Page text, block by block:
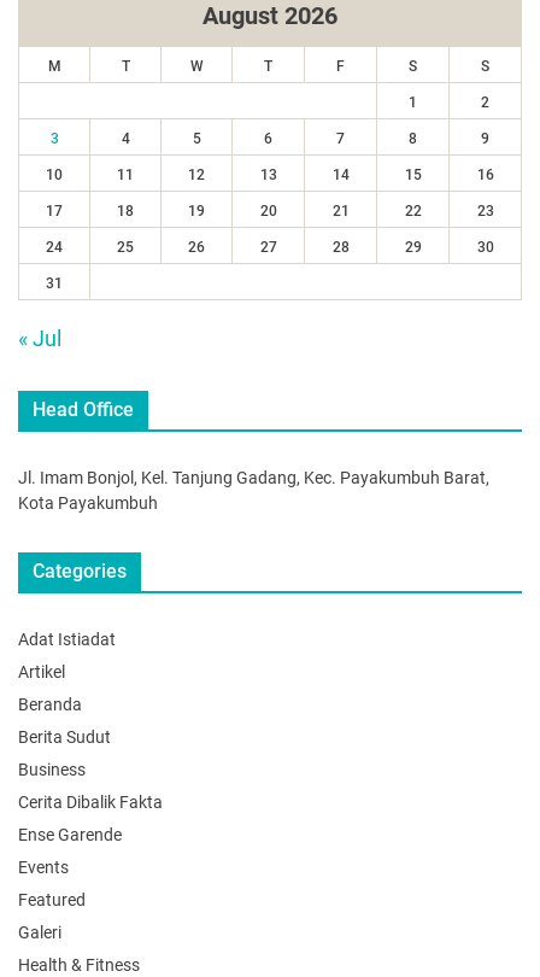
August 2026
M T W T F S S
1 2
3 4 5 6 7 8 9
10 11 12 13 14 15 16
17 18 19 20 21 22 23
24 25 26 27 28 29 30
31
« Jul
Head Office
Jl. Imam Bonjol, Kel. Tanjung Gadang, Kec. Payakumbuh Barat,
Kota Payakumbuh
Categories
Adat Istiadat
Artikel
Beranda
Berita Sudut
Business
Cerita Dibalik Fakta
Ense Garende
Events
Featured
Galeri
Health & Fitness